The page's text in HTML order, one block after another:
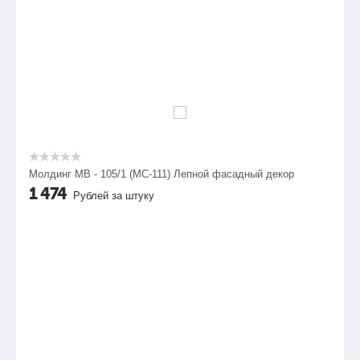
Молдинг МВ - 105/1 (МС-111) Лепной фасадный декор
1 474 Рублей за штуку